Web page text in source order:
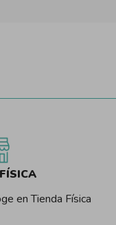
en Tienda Física